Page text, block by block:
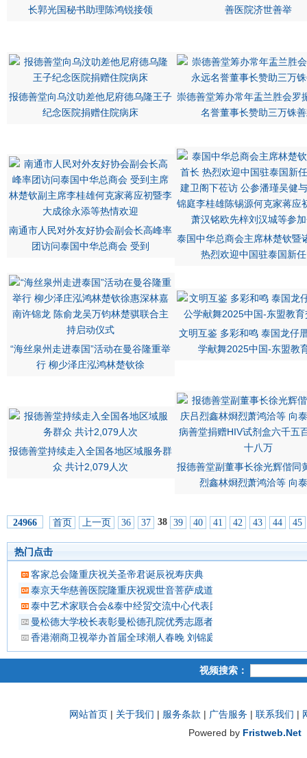
长郭光国秘书助理陈鸿锐接领
善医院济世善举
报德善堂向乌汶叻差他尼府德乌隆王子
纪念医院捐赠住院病床
崇德善堂筹办常年盂兰胜会罗
名誉董事长赞助三万铢
南通市人民对外友好协会副会长高峰率
团访问泰国中华总商会 受到
泰国中华总商会主席林楚钦暨
热烈欢迎中国驻泰国新
“海丝泉州走进泰国”活动在曼谷隆重举
行 柳少泽庄泓鸿林楚钦徐
文明互鉴 多彩和鸣 泰国龙仔
学献舞2025中国-东盟教
报德善堂持续走入全国各地区域服务群
众 共计2,079人次
报德善堂副董事长徐光辉偕同
烈鑫林烱烈萧鸿洽等 向
24966 首页 上一页 36 37 38 39 40 41 42 43 44 45
热门点击
客家总会隆重庆祝关圣帝君诞辰祝寿庆典
泰京天华慈善医院隆重庆祝观世音菩萨成道吉日延僧诵经祈福
泰中艺术家联合会&泰中经贸交流中心代表团 蔡义批会长率领抵
曼松德大学校长表彰曼松德孔院优秀志愿者教师
香港潮商卫视举办首届全球潮人春晚 刘锦庭等侨领出席
视频搜索：
网站首页 | 关于我们 | 服务条款 | 广告服务 | 联系我们 |
Powered by Fristweb.Net